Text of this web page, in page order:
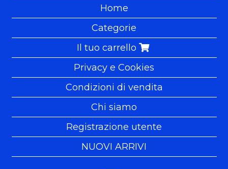
Home
Categorie
Il tuo carrello
Privacy e Cookies
Condizioni di vendita
Chi siamo
Registrazione utente
NUOVI ARRIVI